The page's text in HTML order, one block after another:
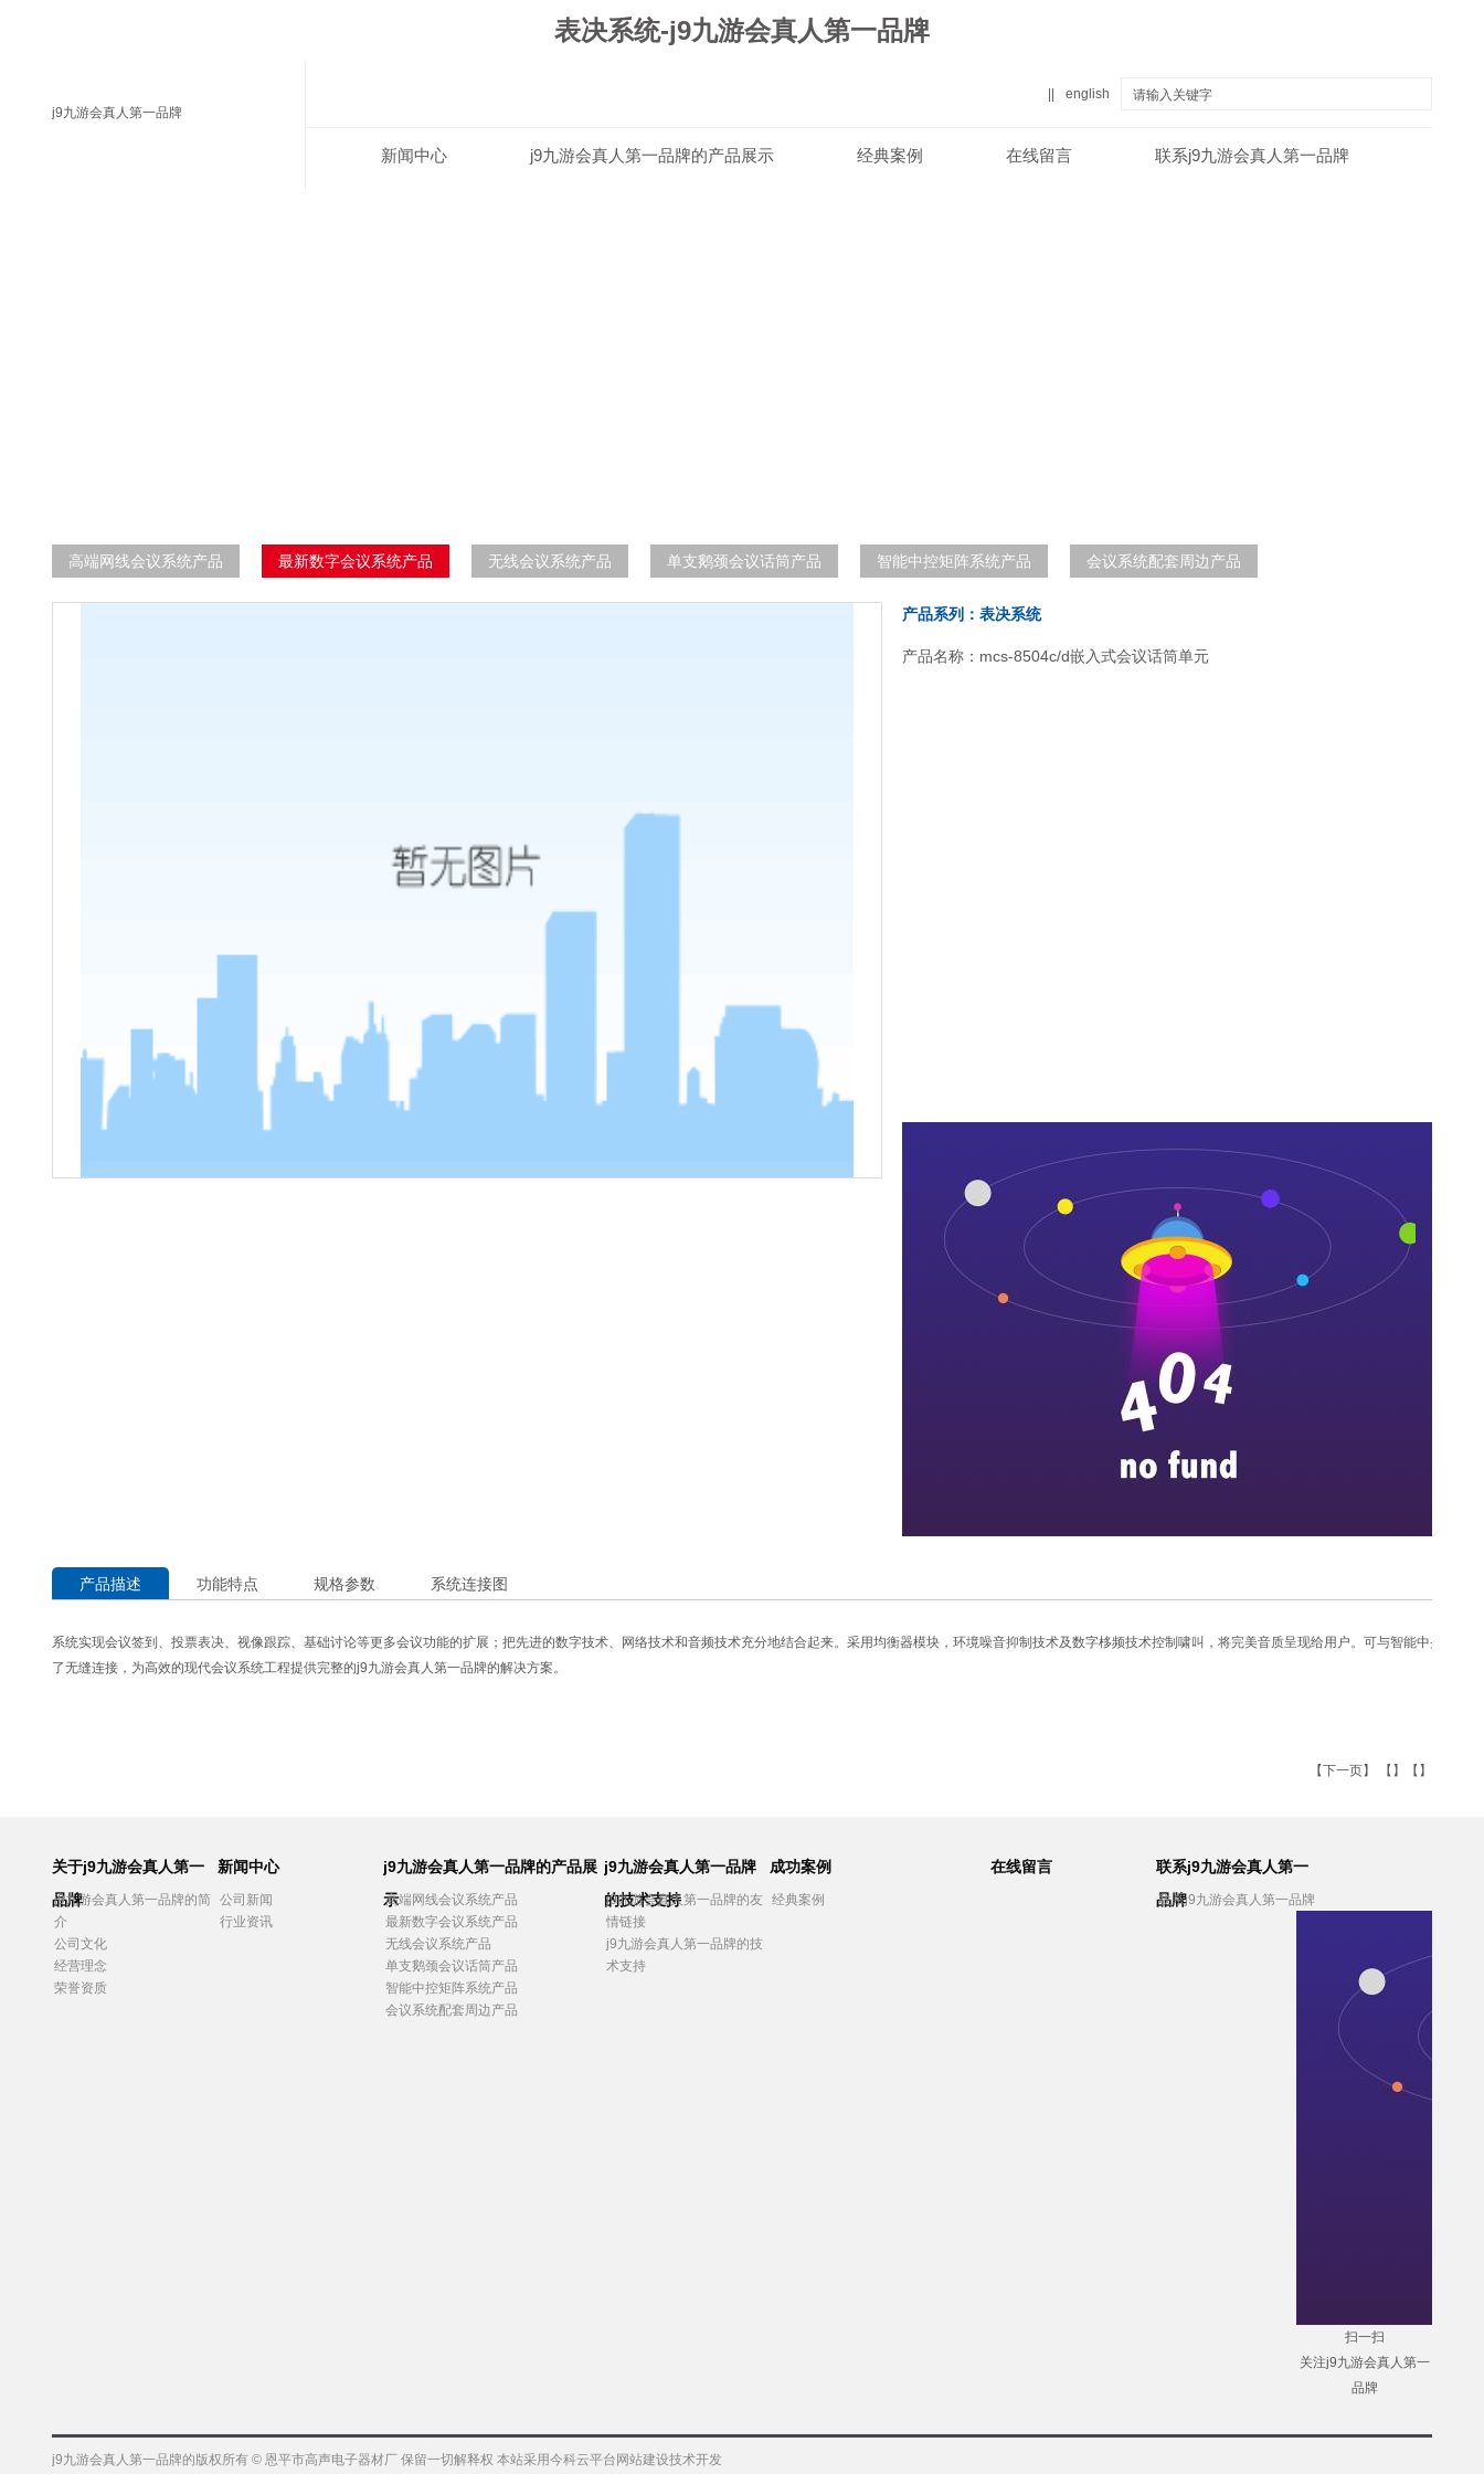
表决系统-j9九游会真人第一品牌
j9九游会真人第一品牌
english
联系j9九游会真人第一品牌
在线留言
经典案例
j9九游会真人第一品牌的产品展示
新闻中心
高端网线会议系统产品 最新数字会议系统产品 无线会议系统产品 单支鹅颈会议话筒产品 智能中控矩阵系统产品 会议系统配套周边产品
产品系列：表决系统
产品名称：mcs-8504c/d嵌入式会议话筒单元
产品描述 功能特点 规格参数 系统连接图
系统实现会议签到、投票表决、视像跟踪、基础讨论等更多会议功能的扩展；把先进的数字技术、网络技术和音频技术充分地结合起来。采用均衡器模块，环境噪音抑制技术及数字栘频技术控制啸叫，将完美音质呈现给用户。可与智能中央控制
了无缝连接，为高效的现代会议系统工程提供完整的j9九游会真人第一品牌的解决方案。
【下一页】 【】【】
关于j9九游会真人第一
品牌
j9九游会真人第一品牌的简
介
公司文化
经营理念
荣誉资质
新闻中心
公司新闻
行业资讯
j9九游会真人第一品牌的产品展
示
高端网线会议系统产品
最新数字会议系统产品
无线会议系统产品
单支鹅颈会议话筒产品
智能中控矩阵系统产品
会议系统配套周边产品
j9九游会真人第一品牌
的技术支持
j9九游会真人第一品牌的友
情链接
j9九游会真人第一品牌的技
术支持
成功案例
经典案例
在线留言
联系j9九游会真人第一
品牌
联系j9九游会真人第一品牌
扫一扫
关注j9九游会真人第一
品牌
j9九游会真人第一品牌的版权所有 © 恩平市高声电子器材厂 保留一切解释权 本站采用今科云平台网站建设技术开发